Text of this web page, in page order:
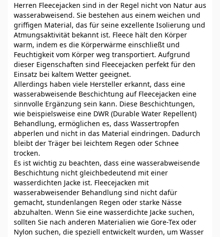
Herren Fleecejacken sind in der Regel nicht von Natur aus
wasserabweisend. Sie bestehen aus einem weichen und
griffigen Material, das für seine exzellente Isolierung und
Atmungsaktivität bekannt ist. Fleece hält den Körper
warm, indem es die Körperwärme einschließt und
Feuchtigkeit vom Körper weg transportiert. Aufgrund
dieser Eigenschaften sind Fleecejacken perfekt für den
Einsatz bei kaltem Wetter geeignet.
Allerdings haben viele Hersteller erkannt, dass eine
wasserabweisende Beschichtung auf Fleecejacken eine
sinnvolle Ergänzung sein kann. Diese Beschichtungen,
wie beispielsweise eine DWR (Durable Water Repellent)
Behandlung, ermöglichen es, dass Wassertropfen
abperlen und nicht in das Material eindringen. Dadurch
bleibt der Träger bei leichtem Regen oder Schnee
trocken.
Es ist wichtig zu beachten, dass eine wasserabweisende
Beschichtung nicht gleichbedeutend mit einer
wasserdichten Jacke ist. Fleecejacken mit
wasserabweisender Behandlung sind nicht dafür
gemacht, stundenlangen Regen oder starke Nässe
abzuhalten. Wenn Sie eine wasserdichte Jacke suchen,
sollten Sie nach anderen Materialien wie Gore-Tex oder
Nylon suchen, die speziell entwickelt wurden, um Wasser